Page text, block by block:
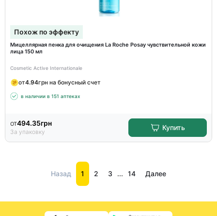
Похож по эффекту
Мицеллярная пенка для очищения La Roche Posay чувствительной кожи
лица 150 мл
Cosmetic Active Internationale
от4.94грн на бонусный счет
в наличии в 151 аптеках
от494.35грн
За упаковку
Купить
Назад 1 2 3 ... 14 Далее